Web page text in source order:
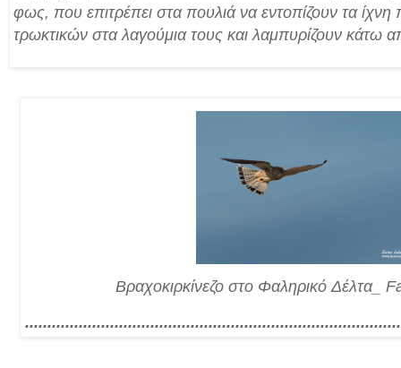
φως, που επιτρέπει στα πουλιά να εντοπίζουν τα
τρωκτικών στα λαγούμια τους και λαμπυρίζουν κάτω
Βραχοκιρκίνεζο στο Φαληρικό Δέλτα_